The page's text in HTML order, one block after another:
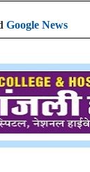
Google News